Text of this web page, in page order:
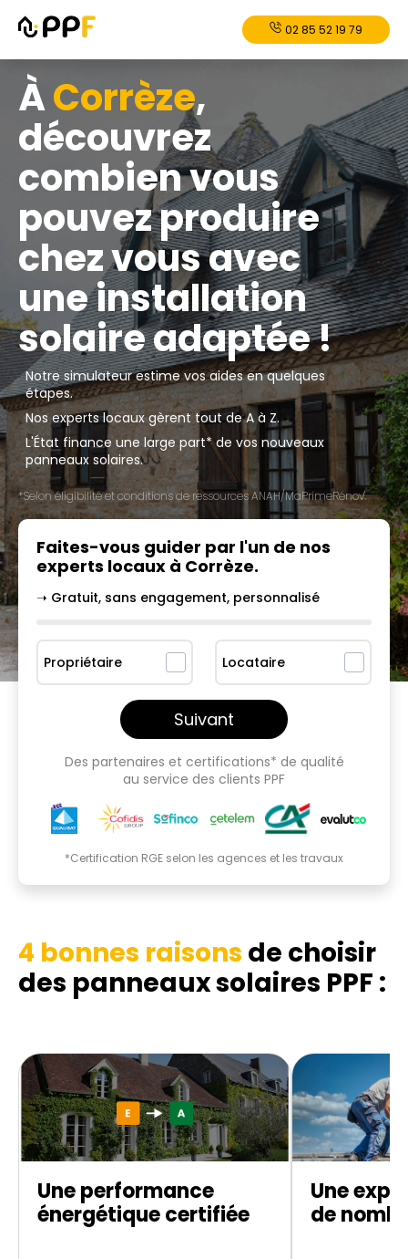
02 85 52 19 79
ÀCorrèze,
découvrez
combien vous
pouvez produire
chez vous avec
une installation
solaire adaptée !
Notre simulateur estime vos aides en quelques
étapes.
Nos experts locaux gèrent tout de A à Z.
L'État finance une large part* de vos nouveaux
panneaux solaires.
*Selon éligibilité et conditions de ressources ANAH/MaPrimeRénov'.
Faites-vous guider par l'un de nos
experts locaux à Corrèze.
➝ Gratuit, sans engagement, personnalisé
Propriétaire Locataire
Suivant
Des partenaires et certifications* de qualité
au service des clients PPF
*Certification RGE selon les agences et les travaux
4 bonnes raisons de choisir
des panneaux solaires PPF :
Une performance
énergétique certifiée
Une
de